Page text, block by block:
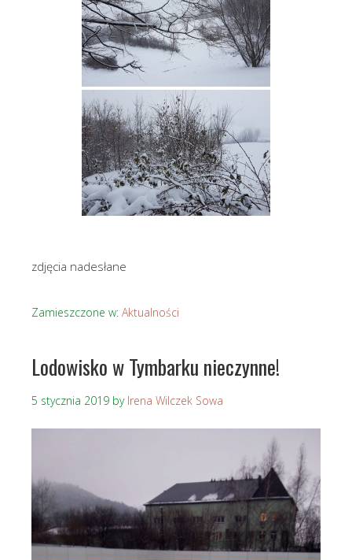
zdjęcia nadesłane
Zamieszczone w: Aktualności
Lodowisko w Tymbarku nieczynne!
5 stycznia 2019 by Irena Wilczek Sowa